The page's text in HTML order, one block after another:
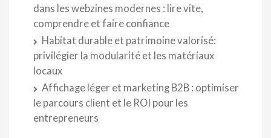
dans les webzines modernes : lire vite,
comprendre et faire confiance
Habitat durable et patrimoine valorisé:
privilégier la modularité et les matériaux
locaux
Affichage léger et marketing B2B : optimiser
le parcours client et le ROI pour les
entrepreneurs